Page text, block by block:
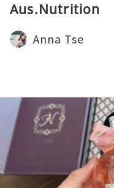
Aus.Nutrition
Anna Tse